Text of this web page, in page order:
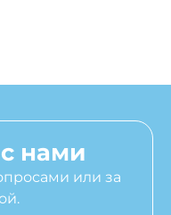
нами
или за